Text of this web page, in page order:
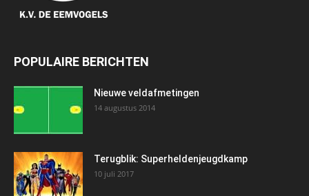
POPULAIRE BERICHTEN
Nieuwe veldafmetingen
14 augustus 2014
Terugblik: Superheldenjeugdkamp
10 juli 2017